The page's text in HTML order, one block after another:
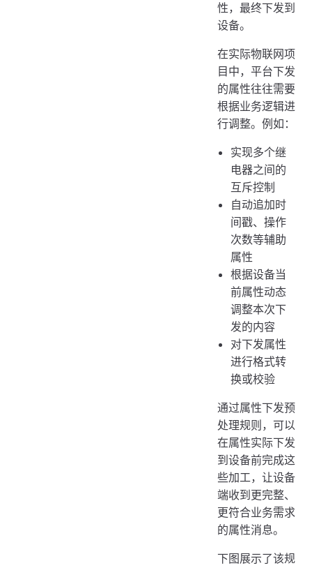
性，最终下发到
设备。
在实际物联网项
目中，平台下发
的属性往往需要
根据业务逻辑进
行调整。例如：
实现多个继
电器之间的
互斥控制
自动追加时
间戳、操作
次数等辅助
属性
根据设备当
前属性动态
调整本次下
发的内容
对下发属性
进行格式转
换或校验
通过属性下发预
处理规则，可以
在属性实际下发
到设备前完成这
些加工，让设备
端收到更完整、
更符合业务需求
的属性消息。
下图展示了该规